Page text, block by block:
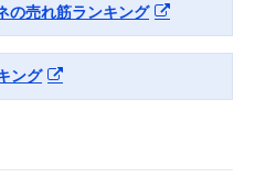
の売れ筋ランキング
ング